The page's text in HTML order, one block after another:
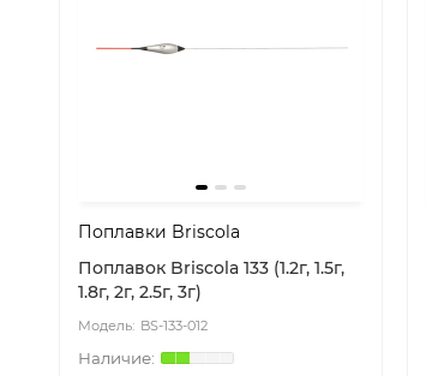
Поплавки Briscola
Поплавок Briscola 133 (1.2г, 1.5г,
1.8г, 2г, 2.5г, 3г)
BS-133-012